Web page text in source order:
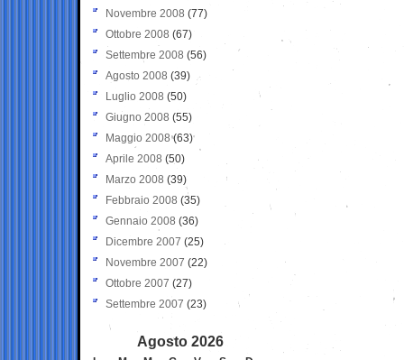
Novembre 2008 (77)
Ottobre 2008 (67)
Settembre 2008 (56)
Agosto 2008 (39)
Luglio 2008 (50)
Giugno 2008 (55)
Maggio 2008(63)
Aprile 2008 (50)
Marzo 2008 (39)
Febbraio 2008 (35)
Gennaio 2008 (36)
Dicembre 2007 (25)
Novembre 2007 (22)
Ottobre 2007 (27)
Settembre 2007 (23)
Agosto 2026